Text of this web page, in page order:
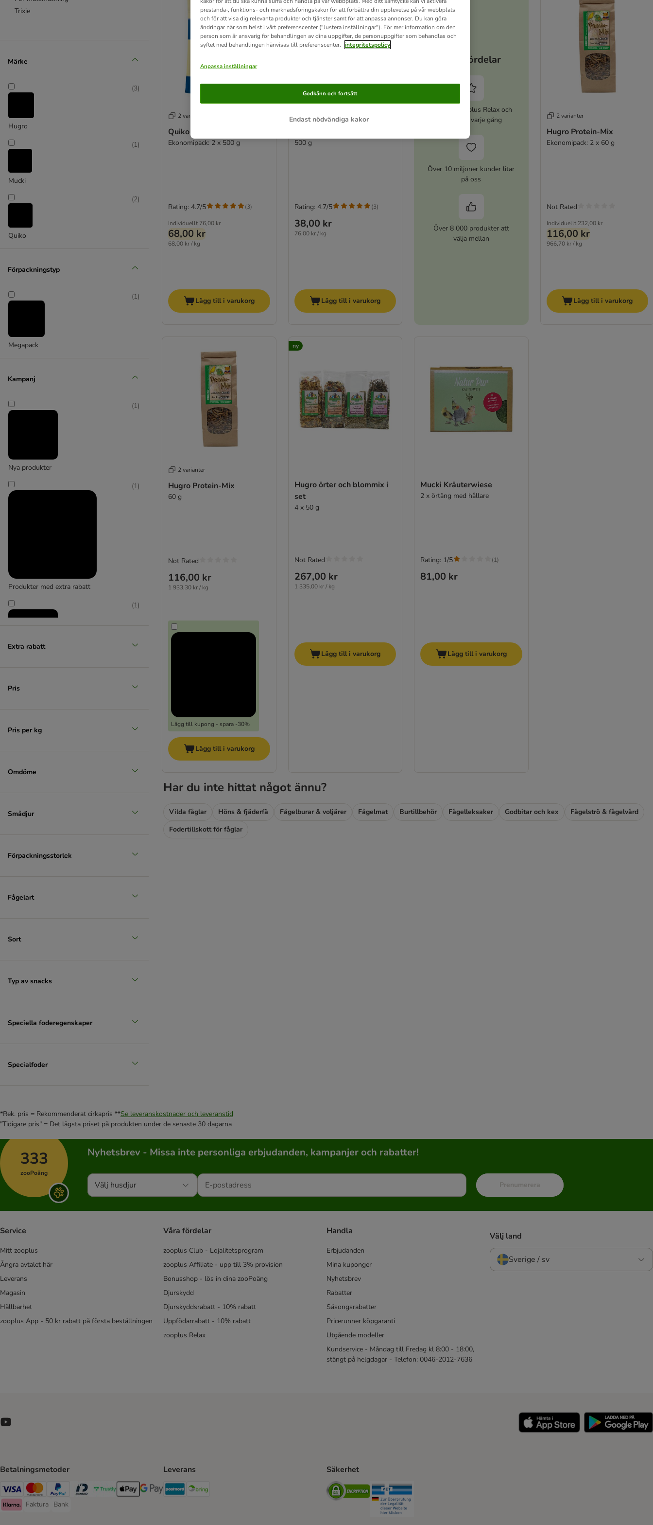
Trixie
Märke
Hugro
(3)
Mucki
(1)
Quiko
(2)
Förpackningstyp
Megapack
(1)
Kampanj
Nya produkter
(1)
Produkter med extra rabatt
(1)
(1)
Extra rabatt
Pris
Pris per kg
Omdöme
Smådjur
Förpackningsstorlek
Fågelart
Sort
Typ av snacks
Speciella foderegenskaper
Specialfoder
2 varianter
Quiko äggfoder
Ekonomipack: 2 x 500 g
Individuellt 76,00 kr
68,00 kr
68,00 kr / kg
Rating: 4.7/5 (3)
Lägg till i varukorg
2 varianter
500 g
38,00 kr
76,00 kr / kg
Rating: 4.7/5 (3)
Lägg till i varukorg
Dina fördelar
Aktivera zooplus Relax och
spara 5% varje gång
Över 10 miljoner kunder litar
på oss
Över 8 000 produkter att
välja mellan
2 varianter
Hugro Protein-Mix
Ekonomipack: 2 x 60 g
Individuellt 232,00 kr
116,00 kr
966,70 kr / kg
Not Rated
Lägg till i varukorg
2 varianter
Hugro Protein-Mix
60 g
116,00 kr
1 933,30 kr / kg
Lägg till kupong - spara -30%
Not Rated
Lägg till i varukorg
ny
Hugro örter och blommix i
set
4 x 50 g
267,00 kr
1 335,00 kr / kg
Not Rated
Lägg till i varukorg
Mucki Kräuterwiese
2 x örtäng med hållare
81,00 kr
Rating: 1/5 (1)
Lägg till i varukorg
Har du inte hittat något ännu?
Vilda fåglar Höns & fjäderfä Fågelburar & voljärer Fågelmat Burtillbehör Fågelleksaker Godbitar och kex
Fågelströ & fågelvård
Fodertillskott för fåglar
*Rek. pris = Rekommenderat cirkapris **Se leveranskostnader och leveranstid
"Tidigare pris" = Det lägsta priset på produkten under de senaste 30 dagarna
333
zooPoäng
Nyhetsbrev - Missa inte personliga erbjudanden, kampanjer och rabatter!
Välj husdjur Prenumerera
Service
Mitt zooplus
Ångra avtalet här
Leverans
Magasin
Hållbarhet
zooplus App - 50 kr rabatt på första beställningen
Våra fördelar
zooplus Club - Lojalitetsprogram
zooplus Affiliate - upp till 3% provision
Bonusshop - lös in dina zooPoäng
Djurskydd
Djurskyddsrabatt - 10% rabatt
Uppfödarrabatt - 10% rabatt
zooplus Relax
Handla
Erbjudanden
Mina kuponger
Nyhetsbrev
Rabatter
Säsongsrabatter
Pricerunner köpgaranti
Utgående modeller
Kundservice - Måndag till Fredag kl 8:00 - 18:00,
stängt på helgdagar - Telefon: 0046-2012-7636
Välj land
Sverige / sv
Betalningsmetoder
Visa Payment Method
Mastercard Payment Method
PayPal Payment Method
BankID Payment Method
Trustly Payment Method
Apple Pay Payment Method
Googple Pay Payment Method
Klarna Payment Method
Faktura
Faktura Payment Method
Bank
Bank Payment Method
Leverans
Postnord Shipping Method
Säkerhet
Security
prestanda-, funktions- och marknadsföringskakor för att förbättra din upplevelse på vår webbplats
och för att visa dig relevanta produkter och tjänster samt för att anpassa annonser. Du kan göra
ändringar när som helst i vårt preferenscenter ("Justera inställningar"). För mer information om den
person som är ansvarig för behandlingen av dina uppgifter, de personuppgifter som behandlas och
syftet med behandlingen hänvisas till preferenscenter. integritetspolicy
Anpassa inställningar
Endast nödvändiga kakor
Godkänn och fortsätt